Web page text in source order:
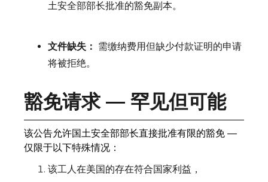
土安全部部长批准的豁免副本。
文件缺失： 需缴纳费用但缺少付款证明的申请
将被拒绝。
豁免请求 — 罕见但可能
该公告允许国土安全部部长直接批准有限的豁免 —
仅限于以下特殊情况：
该工人在美国的存在符合国家利益，